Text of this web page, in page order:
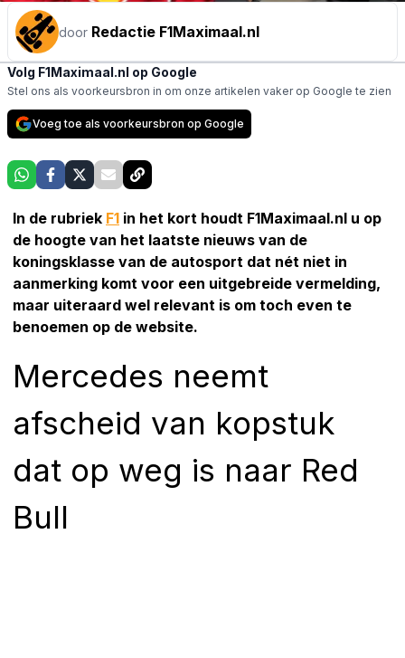
door Redactie F1Maximaal.nl
Volg F1Maximaal.nl op Google
Stel ons als voorkeursbron in om onze artikelen vaker op Google te zien
Voeg toe als voorkeursbron op Google
In de rubriek F1 in het kort houdt F1Maximaal.nl u op
de hoogte van het laatste nieuws van de
koningsklasse van de autosport dat nét niet in
aanmerking komt voor een uitgebreide vermelding,
maar uiteraard wel relevant is om toch even te
benoemen op de website.
Mercedes neemt
afscheid van kopstuk
dat op weg is naar Red
Bull